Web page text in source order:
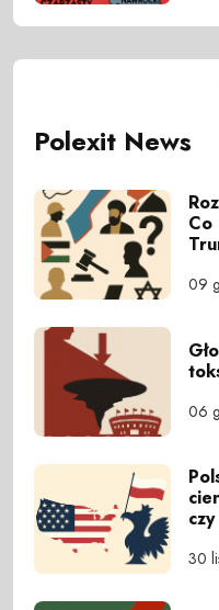
Polexit News
Co
09
06
30